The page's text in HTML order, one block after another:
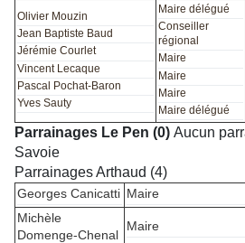
Olivier Mouzin
Jean Baptiste Baud
Jérémie Courlet
Vincent Lecaque
Pascal Pochat-Baron
Yves Sauty
Maire délégué
Conseiller
régional
Maire
Maire
Maire
Maire délégué
Parrainages Le Pen (0) Aucun
Savoie
Parrainages Arthaud (4)
Georges Canicatti Maire
Michèle
Domenge-Chenal
Maire